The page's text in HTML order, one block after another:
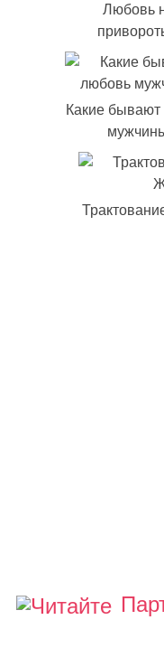
Любовь
Какие